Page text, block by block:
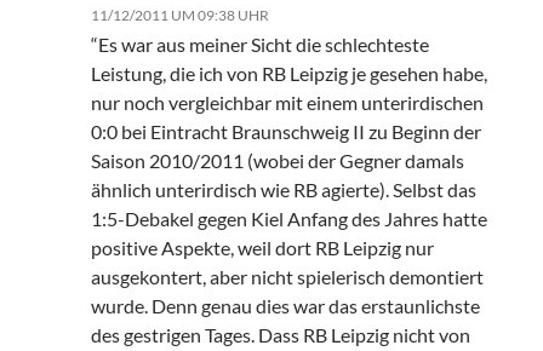
11/12/2011 UM 09:38 UHR
“Es war aus meiner Sicht die schlechteste
Leistung, die ich von RB Leipzig je gesehen habe,
nur noch vergleichbar mit einem unterirdischen
0:0 bei Eintracht Braunschweig II zu Beginn der
Saison 2010/2011 (wobei der Gegner damals
ähnlich unterirdisch wie RB agierte). Selbst das
1:5-Debakel gegen Kiel Anfang des Jahres hatte
positive Aspekte, weil dort RB Leipzig nur
ausgekontert, aber nicht spielerisch demontiert
wurde. Denn genau dies war das erstaunlichste
des gestrigen Tages. Dass RB Leipzig nicht von